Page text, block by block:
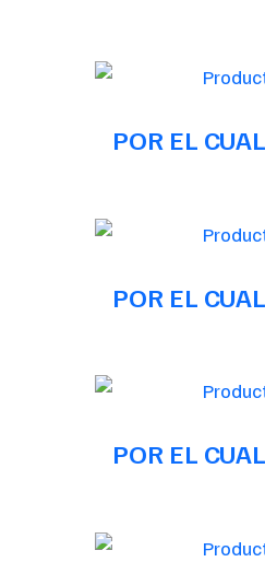
POR EL
POR EL
POR EL